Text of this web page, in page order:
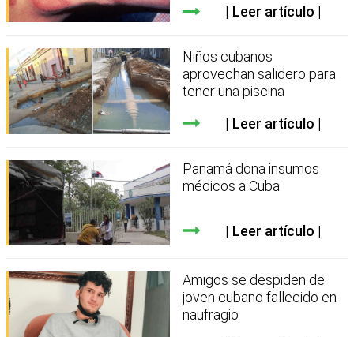
Leer artículo
Niños cubanos
aprovechan salidero para
tener una piscina
Leer artículo
Panamá dona insumos
médicos a Cuba
Leer artículo
Amigos se despiden de
joven cubano fallecido en
naufragio